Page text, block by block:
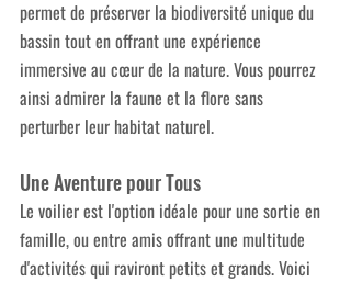
permet de préserver la biodiversité unique du
bassin tout en offrant une expérience
immersive au cœur de la nature. Vous pourrez
ainsi admirer la faune et la flore sans
perturber leur habitat naturel.
Une Aventure pour Tous
Le voilier est l'option idéale pour une sortie en
famille, ou entre amis offrant une multitude
d'activités qui raviront petits et grands. Voici